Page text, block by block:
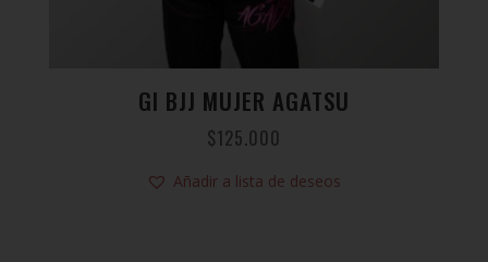
GI BJJ MUJER AGATSU
$125.000
Añadir a lista de deseos